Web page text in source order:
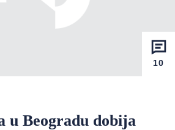
10
u Beogradu dobija